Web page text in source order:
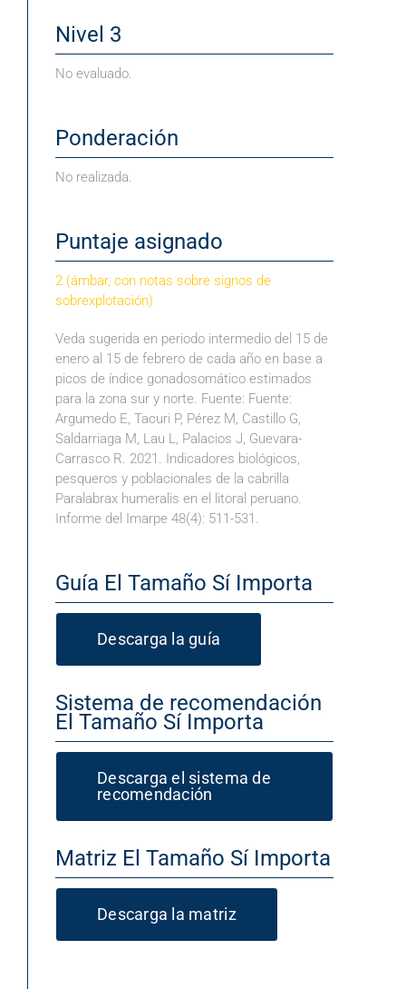
Nivel 3
No evaluado.
Ponderación
No realizada.
Puntaje asignado
2 (ámbar, con notas sobre signos de
sobrexplotación)
Veda sugerida en periodo intermedio del 15 de
enero al 15 de febrero de cada año en base a
picos de índice gonadosomático estimados
para la zona sur y norte. Fuente: Fuente:
Argumedo E, Tacuri P, Pérez M, Castillo G,
Saldarriaga M, Lau L, Palacios J, Guevara-
Carrasco R. 2021. Indicadores biológicos,
pesqueros y poblacionales de la cabrilla
Paralabrax humeralis en el litoral peruano.
Informe del Imarpe 48(4): 511-531.
Guía El Tamaño Sí Importa
Descarga la guía
Sistema de recomendación
El Tamaño Sí Importa
Descarga el sistema de
recomendación
Matriz El Tamaño Sí Importa
Descarga la matriz